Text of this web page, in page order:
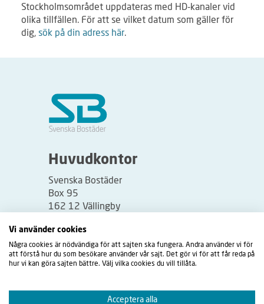
Stockholmsområdet uppdateras med HD-kanaler vid
olika tillfällen. För att se vilket datum som gäller för
dig, sök på din adress här.
Huvudkontor
Svenska Bostäder
Box 95
162 12 Vällingby
Besöksadress:
Vällingbyplan 2
Vi använder cookies
Några cookies är nödvändiga för att sajten ska fungera. Andra använder vi för
att förstå hur du som besökare använder vår sajt. Det gör vi för att får reda på
hur vi kan göra sajten bättre. Välj vilka cookies du vill tillåta.
Acceptera alla